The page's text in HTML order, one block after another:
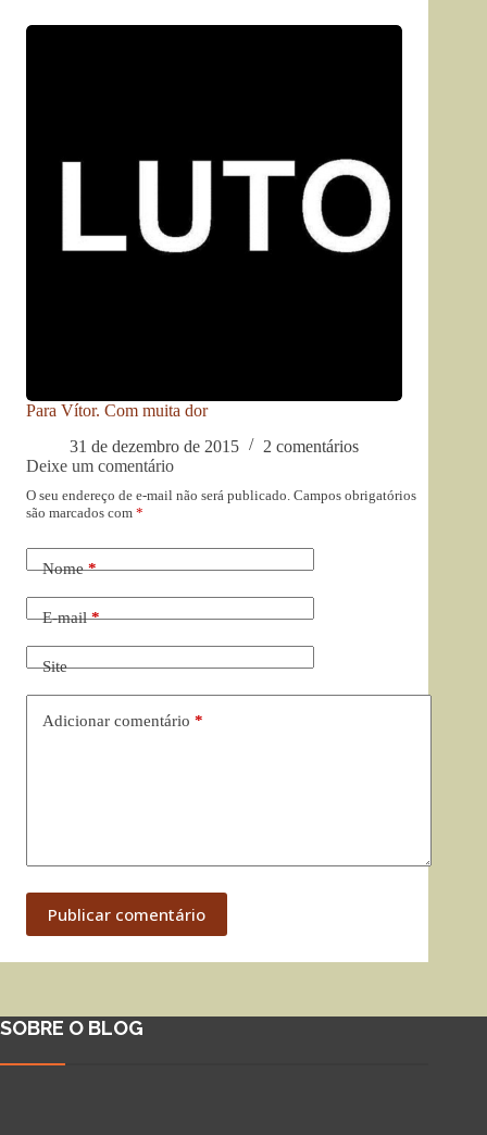
Para Vítor. Com muita dor
31 de dezembro de 2015
2 comentários
Deixe um comentário
O seu endereço de e-mail não será publicado. Campos obrigatórios
são marcados com *
Nome*
E-mail*
Site
Adicionar comentário *
Publicar comentário
SOBRE O BLOG